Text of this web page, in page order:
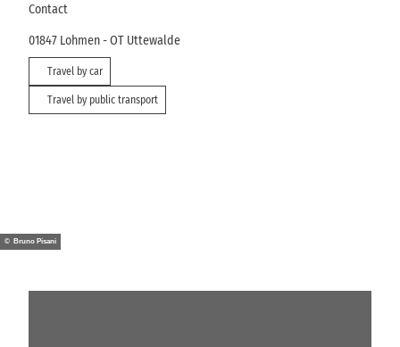
Contact
01847 Lohmen- OT Uttewalde
Travel by car
Travel by public transport
© Bruno Pisani